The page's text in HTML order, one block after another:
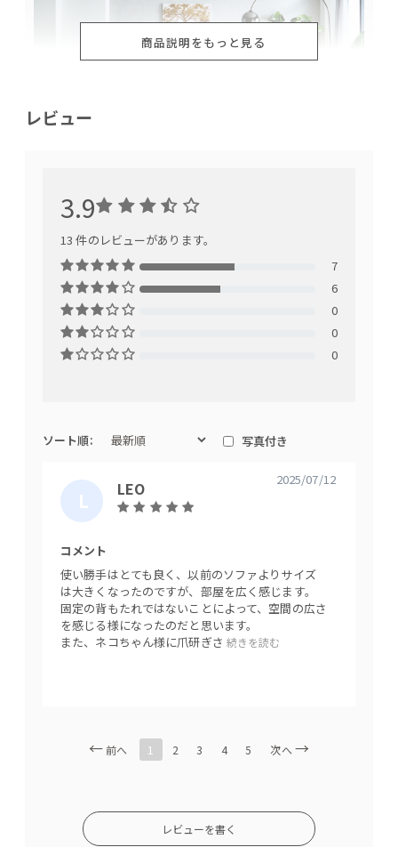
全体的に直線ラインで無駄のないスタイリッシュなデザイン。
も綺麗です。
ワンポイントで１つだけ柄のついた背クッションを。座面に施
商品説明をもっと見る
レビュー
3.9
13 件のレビューがあります。
7
6
0
0
0
ソート順: 写真付き
L
E
O
LEO 2025/07/12
コメント
使い勝手はとても良く、以前のソファよりサイズ
は大きくなったのですが、部屋を広く感じます。
固定の背もたれではないことによって、空間の広さ
を感じる様になったのだと思います。
また、ネコちゃん様に爪研ぎさ 続きを読む
前へ 1 2 3 4 5 次へ
レビューを書く